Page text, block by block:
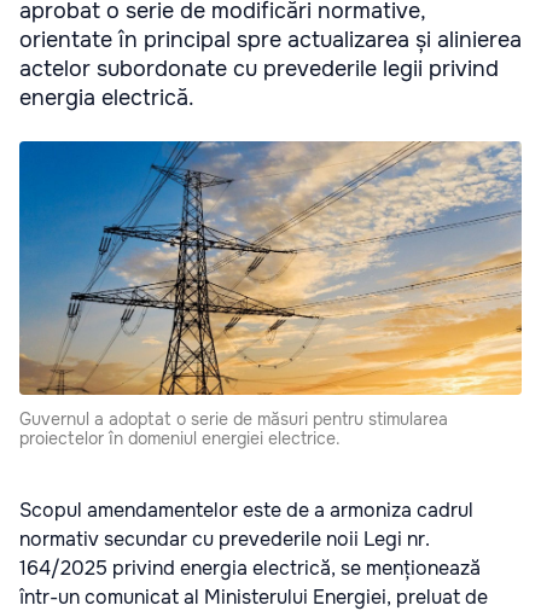
aprobat o serie de modificări normative,
orientate în principal spre actualizarea și alinierea
actelor subordonate cu prevederile legii privind
energia electrică.
Guvernul a adoptat o serie de măsuri pentru stimularea
proiectelor în domeniul energiei electrice.
Scopul amendamentelor este de a armoniza cadrul
normativ secundar cu prevederile noii Legi nr.
164/2025 privind energia electrică, se menționează
într-un comunicat al Ministerului Energiei, preluat de